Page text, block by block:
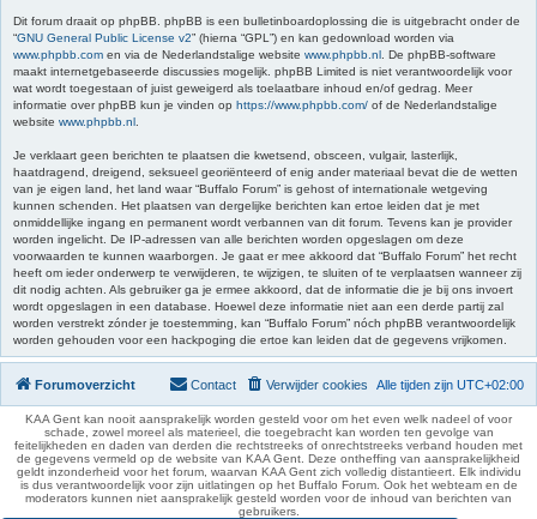
Dit forum draait op phpBB. phpBB is een bulletinboardoplossing die is uitgebracht onder de
“GNU General Public License v2” (hierna “GPL”) en kan gedownload worden via
www.phpbb.com en via de Nederlandstalige website www.phpbb.nl . De phpBB-software
maakt internetgebaseerde discussies mogelijk. phpBB Limited is niet verantwoordelijk voor
wat wordt toegestaan of juist geweigerd als toelaatbare inhoud en/of gedrag. Meer
informatie over phpBB kun je vinden op https://www.phpbb.com/ of de Nederlandstalige
website www.phpbb.nl
Je verklaart geen berichten te plaatsen die kwetsend, obsceen, vulgair, lasterlijk,
haatdragend, dreigend, seksueel georiënteerd of enig ander materiaal bevat die de wetten
van je eigen land, het land waar “Buffalo Forum” is gehost of internationale wetgeving
kunnen schenden. Het plaatsen van dergelijke berichten kan ertoe leiden dat je met
onmiddellijke ingang en permanent wordt verbannen van dit forum. Tevens kan je provider
worden ingelicht. De IP-adressen van alle berichten worden opgeslagen om deze
voorwaarden te kunnen waarborgen. Je gaat er mee akkoord dat “Buffalo Forum” het recht
heeft om ieder onderwerp te verwijderen, te wijzigen, te sluiten of te verplaatsen wanneer zij
dit nodig achten. Als gebruiker ga je ermee akkoord, dat de informatie die je bij ons invoert
wordt opgeslagen in een database. Hoewel deze informatie niet aan een derde partij zal
worden verstrekt zónder je toestemming, kan “Buffalo Forum” nóch phpBB verantwoordelijk
worden gehouden voor een hackpoging die ertoe kan leiden dat de gegevens vrijkomen.
Forumoverzicht Alle tijden zijn UTC+02:00
Verwijder cookies
Contact
KAA Gent kan nooit aansprakelijk worden gesteld voor om het even welk nadeel of voor
schade, zowel moreel als materieel, die toegebracht kan worden ten gevolge van
feitelijkheden en daden van derden die rechtstreeks of onrechtstreeks verband houden met
de gegevens vermeld op de website van KAA Gent. Deze ontheffing van aansprakelijkheid
geldt inzonderheid voor het forum, waarvan KAA Gent zich volledig distantieert. Elk individu
is dus verantwoordelijk voor zijn uitlatingen op het Buffalo Forum. Ook het webteam en de
moderators kunnen niet aansprakelijk gesteld worden voor de inhoud van berichten van
gebruikers.